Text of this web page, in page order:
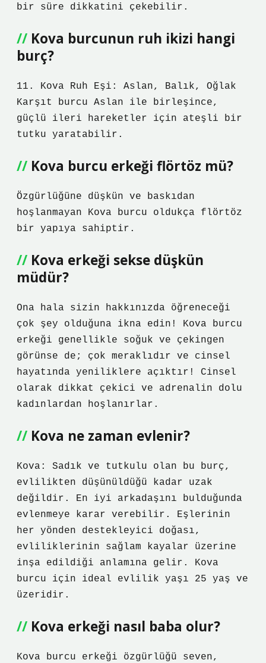
bir süre dikkatini çekebilir.
Kova burcunun ruh ikizi hangi
burç?
11. Kova Ruh Eşi: Aslan, Balık, Oğlak
Karşıt burcu Aslan ile birleşince,
güçlü ileri hareketler için ateşli bir
tutku yaratabilir.
Kova burcu erkeği flörtöz mü?
Özgürlüğüne düşkün ve baskıdan
hoşlanmayan Kova burcu oldukça flörtöz
bir yapıya sahiptir.
Kova erkeği sekse düşkün
müdür?
Ona hala sizin hakkınızda öğreneceği
çok şey olduğuna ikna edin! Kova burcu
erkeği genellikle soğuk ve çekingen
görünse de; çok meraklıdır ve cinsel
hayatında yeniliklere açıktır! Cinsel
olarak dikkat çekici ve adrenalin dolu
kadınlardan hoşlanırlar.
Kova ne zaman evlenir?
Kova: Sadık ve tutkulu olan bu burç,
evlilikten düşünüldüğü kadar uzak
değildir. En iyi arkadaşını bulduğunda
evlenmeye karar verebilir. Eşlerinin
her yönden destekleyici doğası,
evliliklerinin sağlam kayalar üzerine
inşa edildiği anlamına gelir. Kova
burcu için ideal evlilik yaşı 25 yaş ve
üzeridir.
Kova erkeği nasıl baba olur?
Kova burcu erkeği özgürlüğü seven,